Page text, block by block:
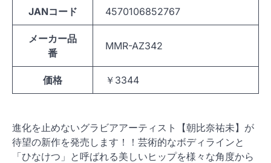
JANコード 4570106852767
メーカー品
番
MMR-AZ342
価格 ￥3344
進化を止めないグラビアアーティスト【朝比奈祐未】が
待望の新作を発売します！！芸術的なボディラインと
「ひなけつ」と呼ばれる美しいヒップを様々な角度から